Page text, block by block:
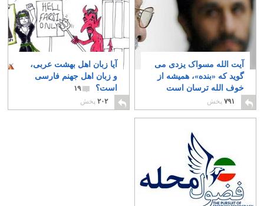
آیت الله مسواک یزدی می
گوید که «بنده»، همیشه از
خوف الله ترسان است
۷
۷۹۱ پخش
آیا زبان اهل بهشت عربی،
و زبان اهل جهنم فارسی
است؟
۱۹
۲۰۲ پخش